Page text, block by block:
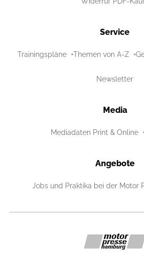
Service
Trainingspläne Themen von A-Z
Newsletter
Media
Mediadaten Print & Online
Angebote
Jobs und Praktika bei der Motor